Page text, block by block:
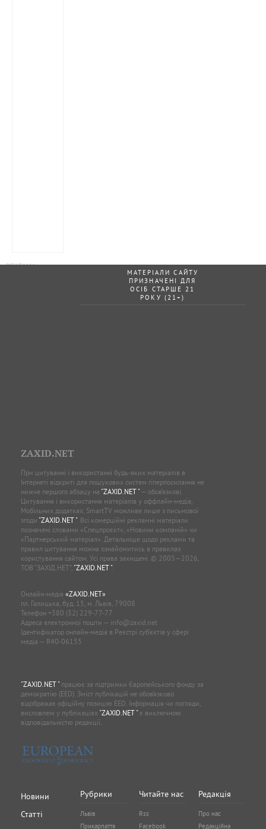
МАТЕРІАЛИ САЙТУ
ПРИЗНАЧЕНІ ДЛЯ
ОСІБ СТАРШЕ 21
РОКУ (21+)
ZAXID.NET
При цитуванні і використанні будь-яких матеріалів в
Інтернеті відкриті для пошукових систем гіперпосилання не
нижче першого абзацу на "ZAXID.NET "— обов’язкові.
Цитування і використання матеріалів у оффлайн-медіа,
Мобільних додатках, SmartTV можливе лише з письмової
згоди "ZAXID.NET ". Всі комерційні рекламні матеріали
позначені словами «Спецпроєкт», «Новини компаній» чи
«Партнерський матеріал». Детальніше щодо реклами та
правил цитування можна ознайомитись в правилах
користування сайтом. Усі права захищені. © 2005—2026,
ТОВ “ЗАХІД.НЕТ”, "ZAXID.NET ".
Онлайн-медіа «ZAXID.NET»
пл. Галицька, буд. 15, м. Львів, 79008
Телефон +380 (32) 229-77-77
Адреса електронної пошти — info@zaxid.net
Ідентифікатор онлайн-медіа в Реєстрі суб'єктів у сфері
медіа — R40-06155
"ZAXID.NET "працює за підтримки Європейського фонду за
демократію (EED). Зміст публікацій не обов’язково
відображає офіційну позицію EED. Інформація чи погляди,
висловлені у публікаціях "ZAXID.NET "є виключною
відповідальністю редакції.
Новини
Статті
Рубрики
Львів
Прикарпаття
Читайте нас
Rss
Facebook
Редакція
Про нас
Редакційна